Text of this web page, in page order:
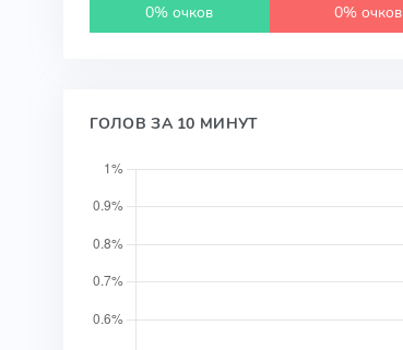
0% очков
0% очков
ГОЛОВ ЗА 10 МИНУТ